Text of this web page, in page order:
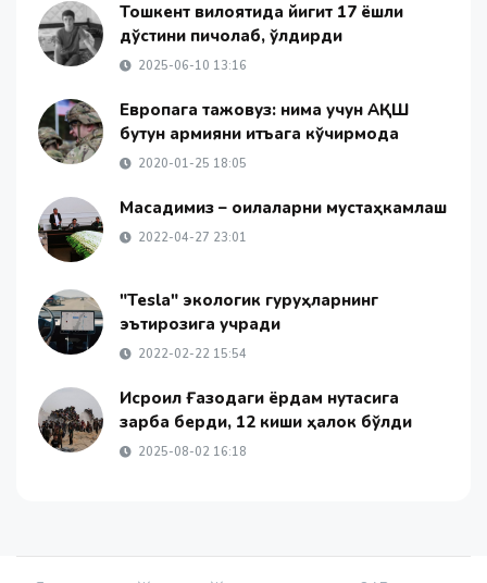
Тошкент вилоятида йигит 17 ёшли
дўстини пичоқлаб, ўлдирди
2025-06-10 13:16
Европага тажовуз: нима учун АҚШ
бутун армияни қитъага кўчирмоқда
2020-01-25 18:05
Мақсадимиз – оилаларни мустаҳкамлаш
2022-04-27 23:01
"Tesla" экологик гуруҳларнинг
эътирозига учради
2022-02-22 15:54
Исроил Ғазодаги ёрдам нуқтасига
зарба берди, 12 киши ҳалок бўлди
2025-08-02 16:18